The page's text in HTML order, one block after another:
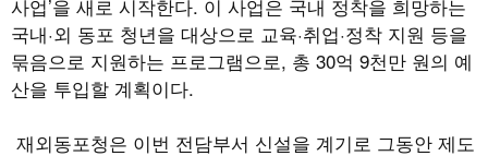
사업’을 새로 시작한다. 이 사업은 국내 정착을 희망하는
국내·외 동포 청년을 대상으로 교육·취업·정착 지원 등을
묶음으로 지원하는 프로그램으로, 총 30억 9천만 원의 예
산을 투입할 계획이다.
재외동포청은 이번 전담부서 신설을 계기로 그동안 제도